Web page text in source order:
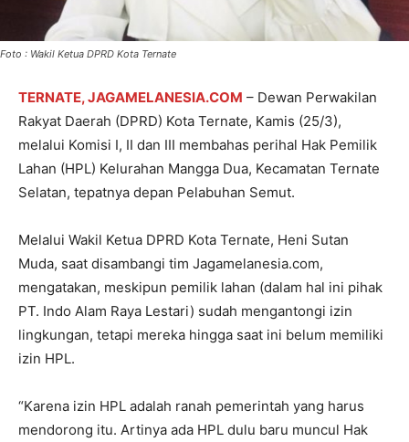
Foto : Wakil Ketua DPRD Kota Ternate
TERNATE, JAGAMELANESIA.COM – Dewan Perwakilan
Rakyat Daerah (DPRD) Kota Ternate, Kamis (25/3),
melalui Komisi I, II dan III membahas perihal Hak Pemilik
Lahan (HPL) Kelurahan Mangga Dua, Kecamatan Ternate
Selatan, tepatnya depan Pelabuhan Semut.
Melalui Wakil Ketua DPRD Kota Ternate, Heni Sutan
Muda, saat disambangi tim Jagamelanesia.com,
mengatakan, meskipun pemilik lahan (dalam hal ini pihak
PT. Indo Alam Raya Lestari) sudah mengantongi izin
lingkungan, tetapi mereka hingga saat ini belum memiliki
izin HPL.
“Karena izin HPL adalah ranah pemerintah yang harus
mendorong itu. Artinya ada HPL dulu baru muncul Hak